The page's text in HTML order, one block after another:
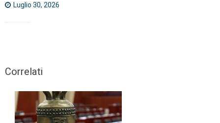
Luglio 30, 2026
Correlati